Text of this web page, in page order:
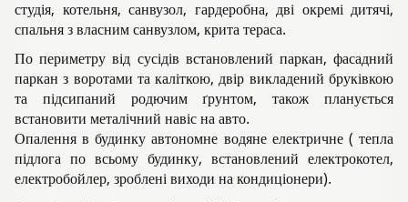
студія, котельня, санвузол, гардеробна, дві окремі дитячі,
спальня з власним санвузлом, крита тераса.
По периметру від сусідів встановлений паркан, фасадний
паркан з воротами та каліткою, двір викладений бруківкою
та підсипаний родючим ґрунтом, також планується
встановити металічний навіс на авто.
Опалення в будинку автономне водяне електричне ( тепла
підлога по всьому будинку, встановлений електрокотел,
електробойлер, зроблені виходи на кондиціонери).